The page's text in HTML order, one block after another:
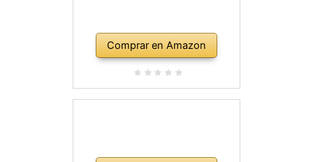
Comprar en Amazon